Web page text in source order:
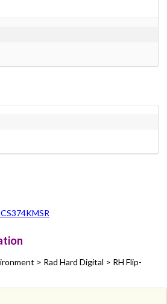
> Rad Hard Digital > RH Flip-